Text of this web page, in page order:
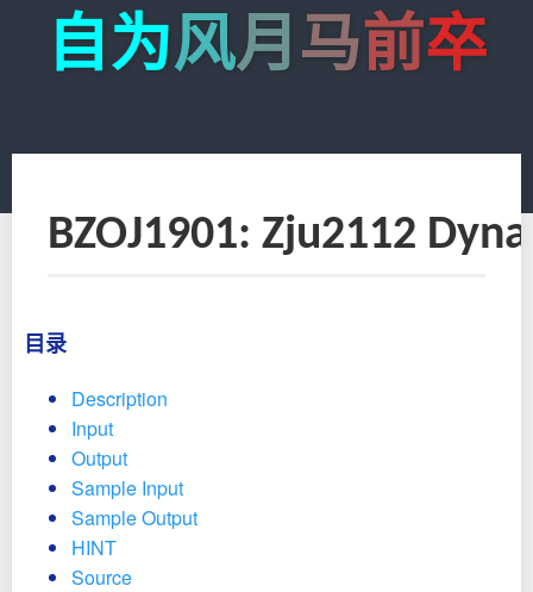
自为风月马前卒
BZOJ1901: Zju2112
目录
Description
Input
Output
Sample Input
Sample Output
HINT
Source